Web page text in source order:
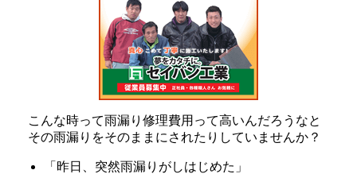
こんな時って雨漏り修理費用って高いんだろうなと
その雨漏りをそのままにされたりしていませんか？
「昨日、突然雨漏りがしはじめた」